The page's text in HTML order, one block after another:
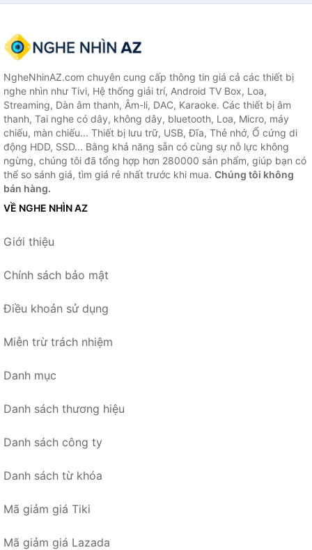
NgheNhinAZ.com chuyên cung cấp thông tin giá cả các thiết bị
nghe nhìn như Tivi, Hệ thống giải trí, Android TV Box, Loa,
Streaming, Dàn âm thanh, Âm-li, DAC, Karaoke. Các thiết bị âm
thanh, Tai nghe có dây, không dây, bluetooth, Loa, Micro, máy
chiếu, màn chiếu... Thiết bị lưu trữ, USB, Đĩa, Thẻ nhớ, Ổ cứng di
động HDD, SSD... Bằng khả năng sẵn có cùng sự nỗ lực không
ngừng, chúng tôi đã tổng hợp hơn 280000 sản phẩm, giúp bạn có
thể so sánh giá, tìm giá rẻ nhất trước khi mua. Chúng tôi không
bán hàng.
VỀ NGHE NHÌN AZ
Giới thiệu
Chính sách bảo mật
Điều khoản sử dụng
Miễn trừ trách nhiệm
Danh mục
Danh sách thương hiệu
Danh sách công ty
Danh sách từ khóa
Mã giảm giá Tiki
Mã giảm giá Lazada